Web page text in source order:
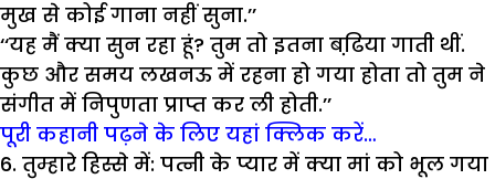
मुख से कोई गाना नहीं सुना.’’
‘‘यह मैं क्या सुन रहा हूं? तुम तो इतना बढि़या गाती थीं.
कुछ और समय लखनऊ में रहना हो गया होता तो तुम ने
संगीत में निपुणता प्राप्त कर ली होती.’’
पूरी कहानी पढ़ने के लिए यहां क्लिक करें…
6. तुम्हारे हिस्से में: पत्नी के प्यार में क्या मां को भूल गया